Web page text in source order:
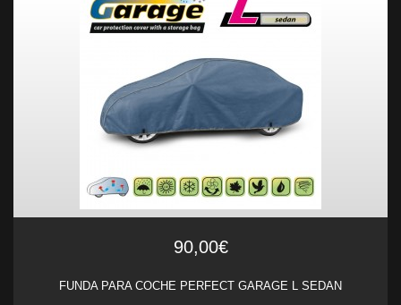
90,00€
FUNDA PARA COCHE PERFECT GARAGE L SEDAN